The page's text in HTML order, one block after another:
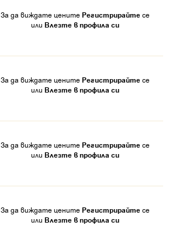
За да виждате ценитеРегистрирайтесе
илиВлезте в профила си
За да виждате ценитеРегистрирайтесе
илиВлезте в профила си
За да виждате ценитеРегистрирайтесе
илиВлезте в профила си
За да виждате ценитеРегистрирайтесе
илиВлезте в профила си